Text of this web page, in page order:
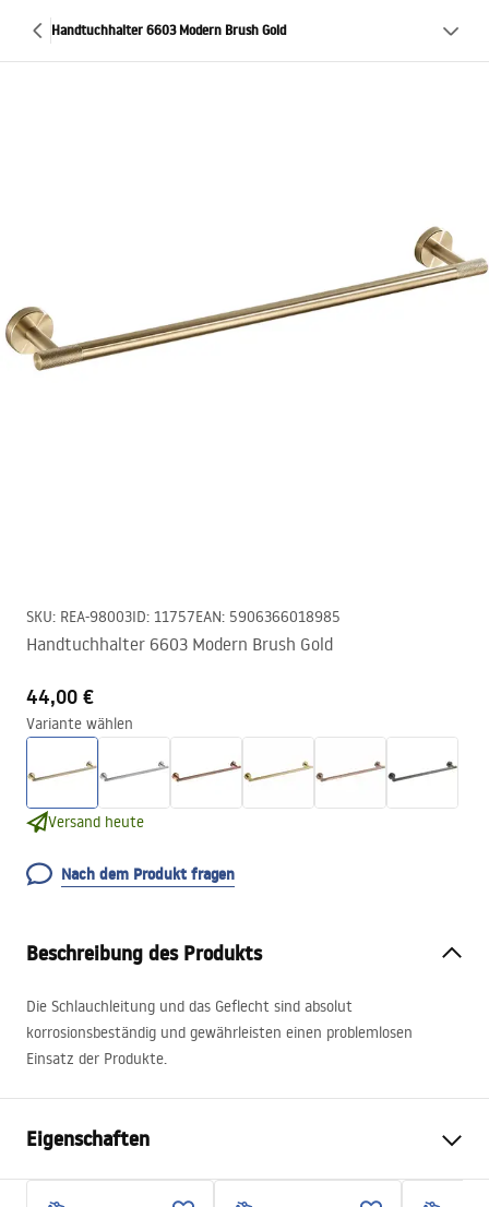
Handtuchhalter 6603 Modern Brush Gold
SKU: REA-98003ID: 11757EAN: 5906366018985
Handtuchhalter 6603 Modern Brush Gold
44,00 €
Variante wählen
Versand heute
Nach dem Produkt fragen
Beschreibung des Produkts
Die Schlauchleitung und das Geflecht sind absolut
korrosionsbeständig und gewährleisten einen problemlosen
Einsatz der Produkte.
Eigenschaften
Gebürstetes Gold